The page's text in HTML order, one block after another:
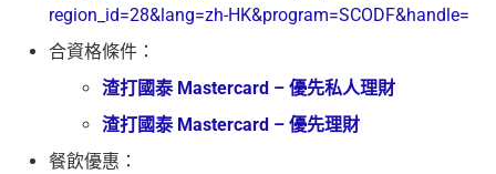
region_id=28&lang=zh-HK&program=SCODF&handle=
合資格條件：
渣打國泰 Mastercard – 優先私人理財
渣打國泰 Mastercard – 優先理財
餐飲優惠：